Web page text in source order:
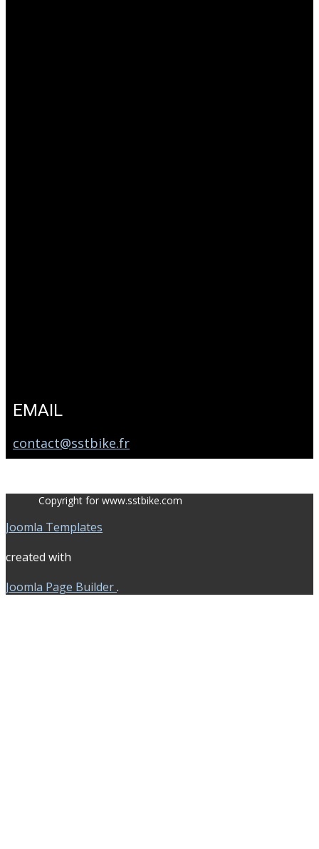
EMAIL
contact@sstbike.fr
Copyright for www.sstbike.com
Joomla Templates
created with
Joomla Page Builder.